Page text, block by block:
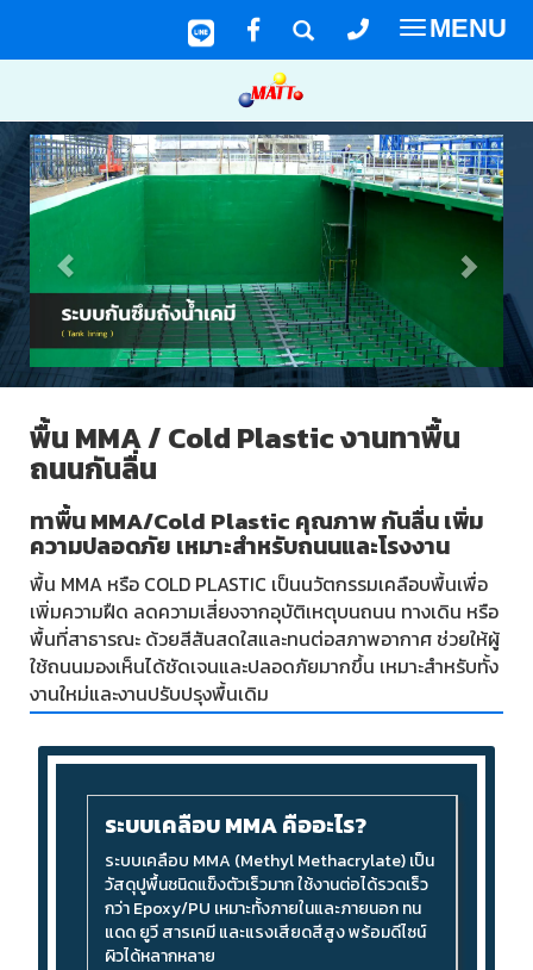
Toggle
MENU
พื้น MMA / Cold Plastic งานทาพื้น
ถนนกันลื่น
ทาพื้น MMA/Cold Plastic คุณภาพ กันลื่น เพิ่ม
ความปลอดภัย เหมาะสำหรับถนนและโรงงาน
พื้น MMA หรือ COLD PLASTIC เป็นนวัตกรรมเคลือบพื้นเพื่อ
เพิ่มความฝืด ลดความเสี่ยงจากอุบัติเหตุบนถนน ทางเดิน หรือ
พื้นที่สาธารณะ ด้วยสีสันสดใสและทนต่อสภาพอากาศ ช่วยให้ผู้
ใช้ถนนมองเห็นได้ชัดเจนและปลอดภัยมากขึ้น เหมาะสำหรับทั้ง
งานใหม่และงานปรับปรุงพื้นเดิม
ระบบเคลือบ MMA คืออะไร?
ระบบเคลือบ MMA (Methyl Methacrylate) เป็น
วัสดุปูพื้นชนิดแข็งตัวเร็วมาก ใช้งานต่อได้รวดเร็ว
กว่า Epoxy/PU เหมาะทั้งภายในและภายนอก ทน
แดด ยูวี สารเคมี และแรงเสียดสีสูง พร้อมดีไซน์
ผิวได้หลากหลาย